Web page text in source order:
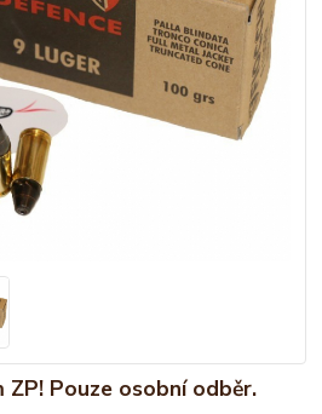
Pouze osobní odběr.